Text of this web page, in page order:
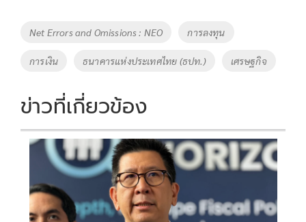
Tags
Net Errors and Omissions : NEO การลงทุน
การเงิน ธนาคารแห่งประเทศไทย (ธปท.) เศรษฐกิจ
ข่าวที่เกี่ยวข้อง